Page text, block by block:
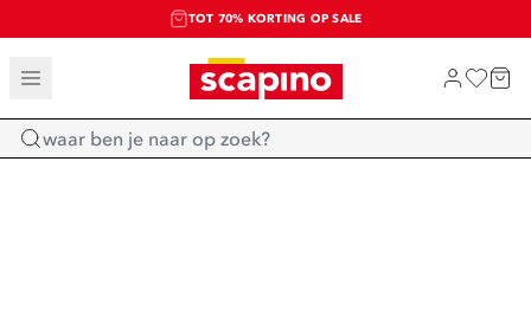
TOT 70% KORTING OP SALE
SALE: LAATSTE KANS!
SHOP NIEUW
Home